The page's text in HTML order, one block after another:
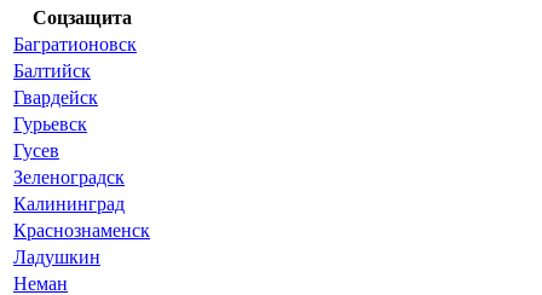
Соцзащита
Багратионовск
Балтийск
Гвардейск
Гурьевск
Гусев
Зеленоградск
Калининград
Краснознаменск
Ладушкин
Неман